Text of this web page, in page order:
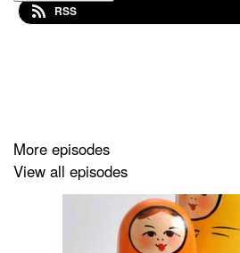
RSS
More episodes
View all episodes